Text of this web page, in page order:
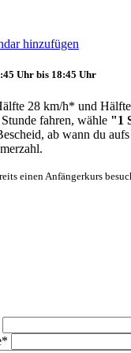
hinzufügen
Uhr bis 18:45 Uhr
28 km/h* und
fahren, wähle "1
ab wann du
einen Anfängerkurs
*